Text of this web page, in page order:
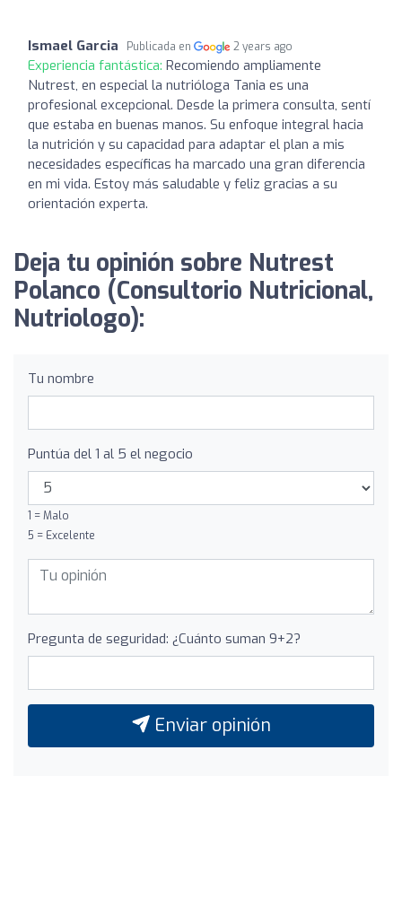
Ismael Garcia Publicada en 2 years ago
Experiencia fantástica: Recomiendo ampliamente
Nutrest, en especial la nutrióloga Tania es una
profesional excepcional. Desde la primera consulta, sentí
que estaba en buenas manos. Su enfoque integral hacia
la nutrición y su capacidad para adaptar el plan a mis
necesidades específicas ha marcado una gran diferencia
en mi vida. Estoy más saludable y feliz gracias a su
orientación experta.
Deja tu opinión sobre Nutrest
Polanco (Consultorio Nutricional,
Nutriologo):
Tu nombre
Puntúa del 1 al 5 el negocio
1 = Malo
5 = Excelente
Pregunta de seguridad: ¿Cuánto suman 9+2?
Enviar opinión